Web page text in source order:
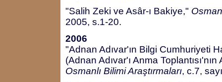
"Salih Zeki ve Asâr-ı Bakiye,"
2005, s.1-20.
2006
"Adnan Adıvar'ın Bilgi Cumhuriyeti
(Adnan Adıvar'ı Anma
Osmanlı Bilimi Araştırmaları, c.7,